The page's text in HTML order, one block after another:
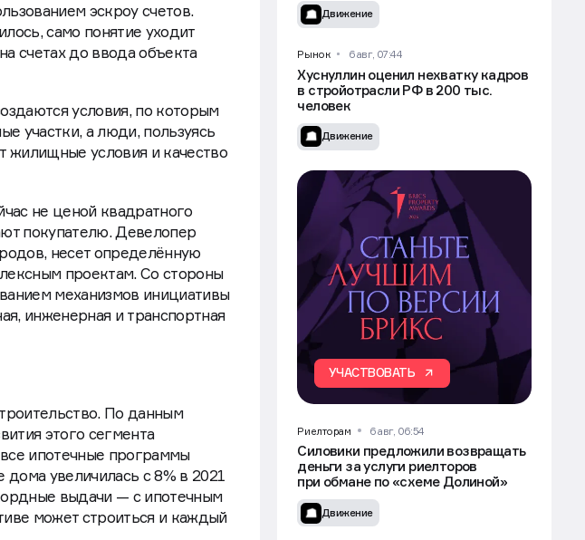
эскроу счетов.
само понятие уходит
счетах до ввода объекта
условия, по которым
участки, а люди, пользуясь
условия и качество
не ценой квадратного
покупателю. Девелопер
несет определённую
проектам. Со стороны
механизмов инициативы
инженерная и транспортная
По данным
этого сегмента
ипотечные программы
увеличилась с 8% в 2021
выдачи — с ипотечным
может строиться и каждый
Движение
Рынок 6 авг, 07:44
Хуснуллин оценил нехватку кадров
в стройотрасли РФ в 200 тыс.
человек
Движение
УЧАСТВОВАТЬ
Риелторам 6 авг, 06:54
Силовики предложили возвращать
деньги за услуги риелторов
при обмане по «схеме Долиной»
Движение